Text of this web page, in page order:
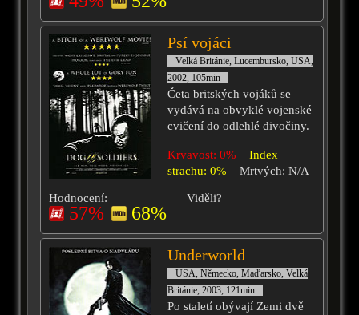
Psí vojáci
Velká Británie, Lucembursko, USA,
2002, 105min
Četa britských vojáků se
vydává na obvyklé vojenské
cvičení do odlehlé divočiny.
Krvavost: 0%
Index
strachu: 0%
Mrtvých: N/A
Hodnocení:
57% 68%
Viděli?
Underworld
USA, Německo, Maďarsko, Velká
Británie, 2003, 121min
Po staletí obývají Zemi dvě